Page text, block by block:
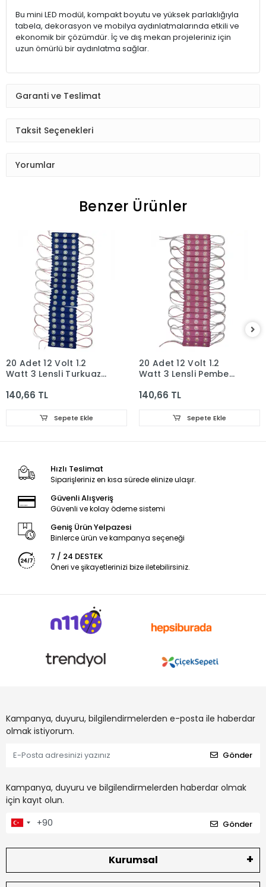
Bu mini LED modül, kompakt boyutu ve yüksek parlaklığıyla
tabela, dekorasyon ve mobilya aydınlatmalarında etkili ve
ekonomik bir çözümdür. İç ve dış mekan projeleriniz için
uzun ömürlü bir aydınlatma sağlar.
Garanti ve Teslimat
Taksit Seçenekleri
Yorumlar
Benzer Ürünler
20 Adet 12 Volt 1.2
Watt 3 Lensli Turkuaz
IP65
140,66 TL
Sepete Ekle
20 Adet 12 Volt 1.2
Watt 3 Lensli Pembe
IP65
140,66 TL
Sepete Ekle
Hızlı Teslimat
Siparişleriniz en kısa sürede elinize ulaşır.
Güvenli Alışveriş
Güvenli ve kolay ödeme sistemi
Geniş Ürün Yelpazesi
Binlerce ürün ve kampanya seçeneği
7 / 24 DESTEK
Öneri ve şikayetlerinizi bize iletebilirsiniz.
Kampanya, duyuru, bilgilendirmelerden e-posta ile haberdar
olmak istiyorum.
Gönder
Kampanya, duyuru ve bilgilendirmelerden haberdar olmak
için kayıt olun.
Gönder
Kurumsal